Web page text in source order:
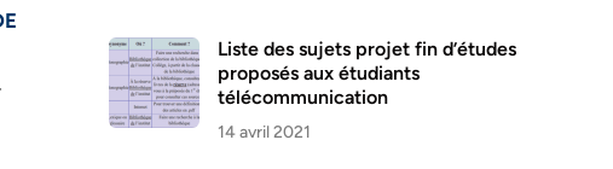
Liste des sujets projet fin d’études
proposés aux étudiants
télécommunication
14 avril 2021